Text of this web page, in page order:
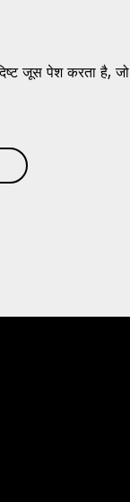
जूस पेश करता है, जो